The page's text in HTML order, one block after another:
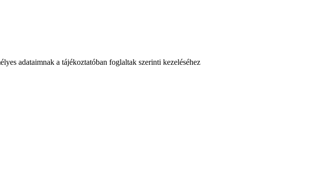
adataimnak a tájékoztatóban foglaltak szerinti kezeléséhez